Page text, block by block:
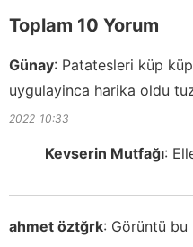
Toplam 10 Yorum
Günay: Patatesleri küp
uygulayinca harika oldu
2022 10:33
Kevserin Mutfağı:
ahmet öztğrk: Görüntü bu